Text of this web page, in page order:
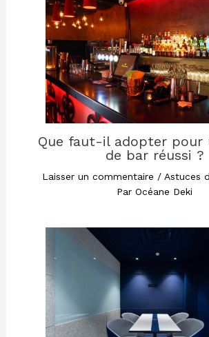
Que faut-il adopter pour
de bar réussi ?
Laisser un commentaire / Astuces
Par Océane Deki